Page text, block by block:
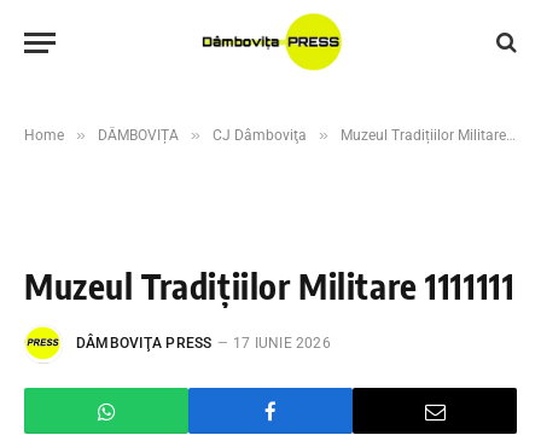
Home » DÂMBOVIȚA » CJ Dâmboviţa » Muzeul Tradițiilor Militare Dâmbovițene – o călătorie fascinantă prin istoria României, în inima Târgoviștei
Muzeul Tradițiilor Militare 1111111
DÂMBOVIŢA PRESS 17 IUNIE 2026